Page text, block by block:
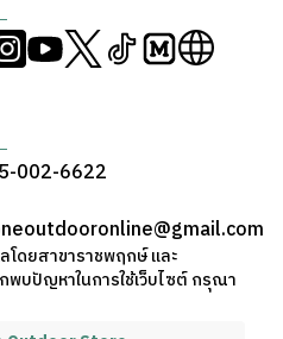
002-6622
โดยสาขาราชพฤกษ์ และ
พบปัญหาในการใช้เว็บไซต์ กรุณา